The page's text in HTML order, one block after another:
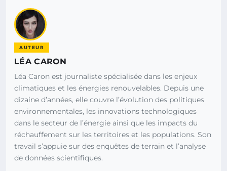
AUTEUR
LÉA CARON
Léa Caron est journaliste spécialisée dans les enjeux
climatiques et les énergies renouvelables. Depuis une
dizaine d’années, elle couvre l’évolution des politiques
environnementales, les innovations technologiques
dans le secteur de l’énergie ainsi que les impacts du
réchauffement sur les territoires et les populations. Son
travail s’appuie sur des enquêtes de terrain et l’analyse
de données scientifiques.